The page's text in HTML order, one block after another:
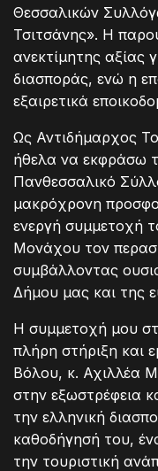
Θεσσαλικών
Τσιτσάνης». Η
ανεκτίμητης αξίας
διασποράς, ενώ η
εξαιρετικά
Ως Αντιδήμαρχος
ήθελα να εκφράσω
Πανθεσσαλικό
μακρόχρονη
ενεργή συμμετοχή
Μονάχου τον
συμβάλλοντας
Δήμου μας και της
Η συμμετοχή μου
πλήρη στήριξη και
Βόλου, κ. Αχιλλέα
στην εξωστρέφεια
την ελληνική
καθοδήγησή του,
την τουριστική